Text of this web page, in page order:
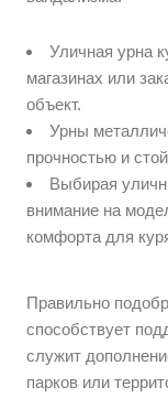
Уличная урна
магазинах или
объект.
Урны
прочностью и
Выбирая
внимание на
комфорта для
Правильно
способствует
служит
парков или